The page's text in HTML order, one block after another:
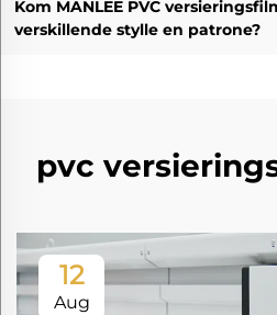
Kom MANLEE PVC
verskillende stylle en patrone?
pvc
12
Aug